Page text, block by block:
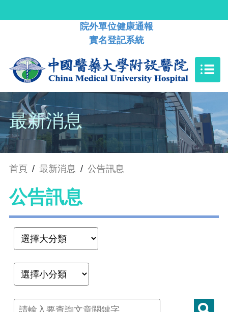
院外單位健康通報
實名登記系統
最新消息
首頁 / 最新消息 / 公告訊息
公告訊息